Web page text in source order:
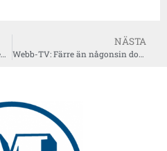
Från kust till kust med livet i behåll
NÄSTA
Webb-TV: Färre än någonsin dog i trafiken